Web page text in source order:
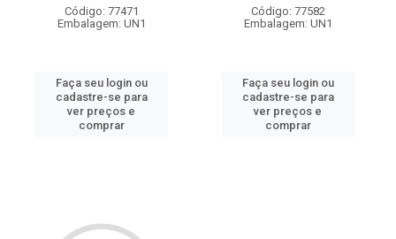
Código: 77471
Embalagem: UN1
Faça seu login ou
cadastre-se para
ver preços e
comprar
Código: 77582
Embalagem: UN1
Faça seu login ou
cadastre-se para
ver preços e
comprar